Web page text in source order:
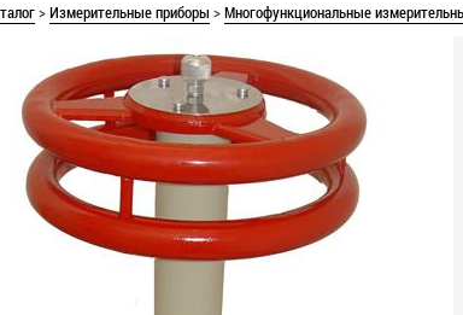
>Измерительные приборы >Многофункциональные